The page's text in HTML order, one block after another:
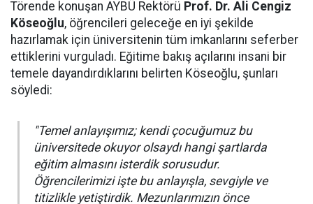
Törende konuşan AYBÜ Rektörü Prof. Dr. Ali Cengiz
Köseoğlu, öğrencileri geleceğe en iyi şekilde
hazırlamak için üniversitenin tüm imkanlarını seferber
ettiklerini vurguladı. Eğitime bakış açılarını insani bir
temele dayandırdıklarını belirten Köseoğlu, şunları
söyledi:
"Temel anlayışımız; kendi çocuğumuz bu
üniversitede okuyor olsaydı hangi şartlarda
eğitim almasını isterdik sorusudur.
Öğrencilerimizi işte bu anlayışla, sevgiyle ve
titizlikle yetiştirdik. Mezunlarımızın önce